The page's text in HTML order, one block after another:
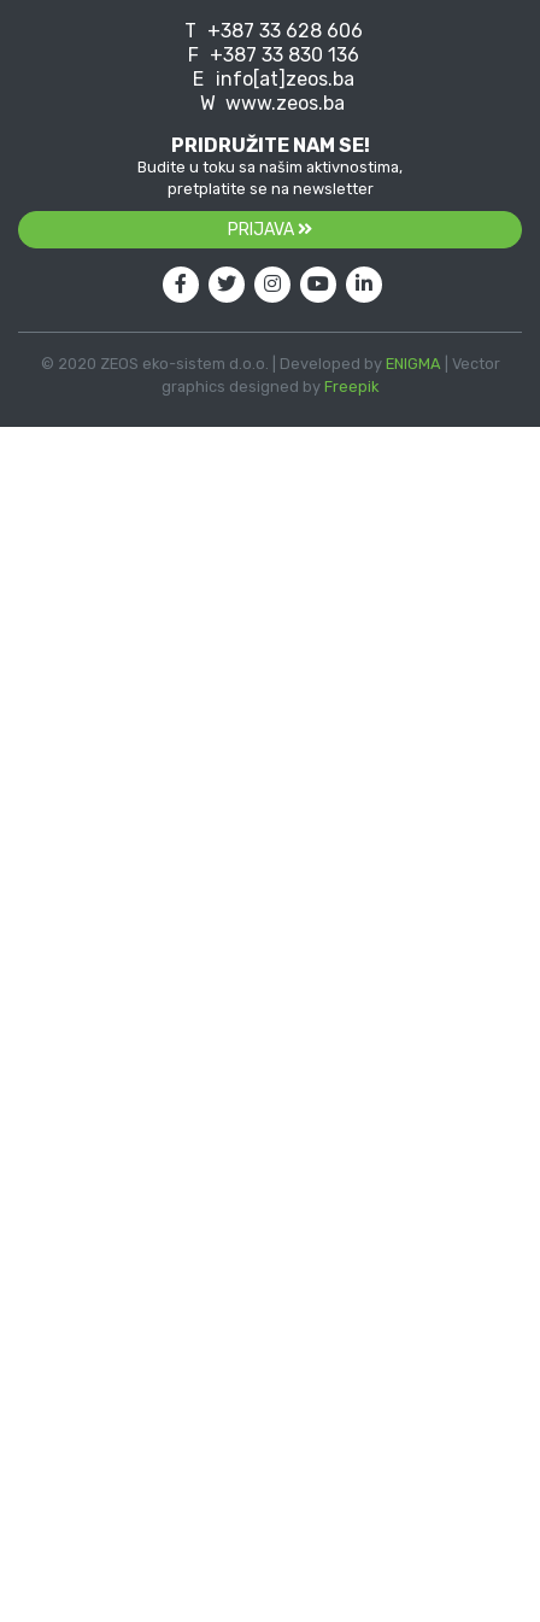
T +387 33 628 606
F +387 33 830 136
E info[at]zeos.ba
W www.zeos.ba
PRIDRUŽITE NAM SE!
Budite u toku sa našim aktivnostima,
pretplatite se na newsletter
PRIJAVA
© 2020 ZEOS eko-sistem d.o.o. | Developed by ENIGMA | Vector
graphics designed by Freepik